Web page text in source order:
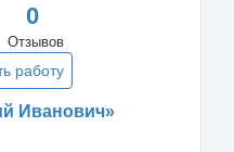
0
Отзывов
работу
Иванович»